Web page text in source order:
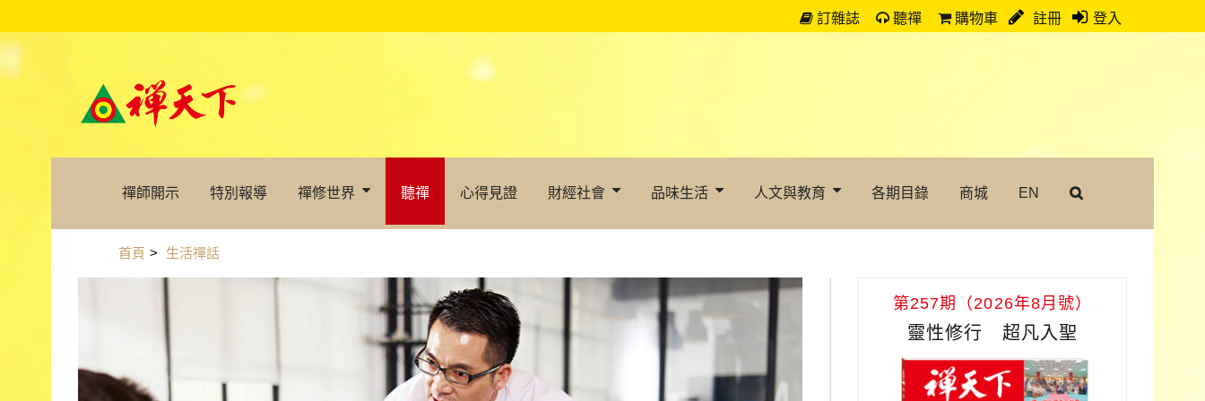
訂雜誌 聽禪 購物車 註冊 登入
禪師開示 特別報導 禪修世界 聽禪 心得見證 財經社會 品味生活 人文與教育 各期目錄 商城 EN
首頁 > 生活禪話
第257期（2026年8月號）
靈性修行 超凡入聖